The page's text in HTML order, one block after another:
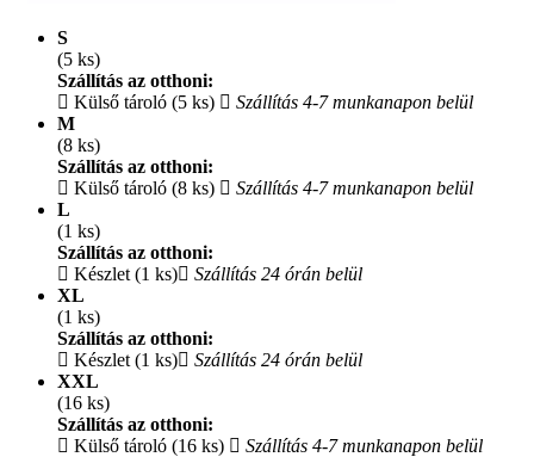
S
(5 ks)
Szállítás az otthoni:
Külső tároló (5 ks)
Szállítás 4-7 munkanapon belül
M
(8 ks)
Szállítás az otthoni:
Külső tároló (8 ks)
Szállítás 4-7 munkanapon belül
L
(1 ks)
Szállítás az otthoni:
Készlet (1 ks)
Szállítás 24 órán belül
XL
(1 ks)
Szállítás az otthoni:
Készlet (1 ks)
Szállítás 24 órán belül
XXL
(16 ks)
Szállítás az otthoni:
Külső tároló (16 ks)
Szállítás 4-7 munkanapon belül